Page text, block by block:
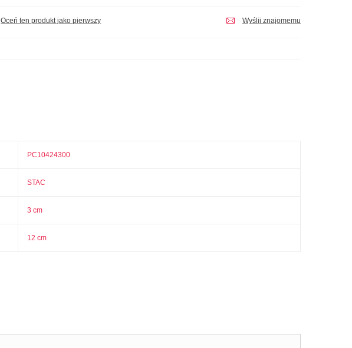
Oceń ten produkt jako pierwszy Wyślij znajomemu
PC10424300
STAC
3 cm
12 cm